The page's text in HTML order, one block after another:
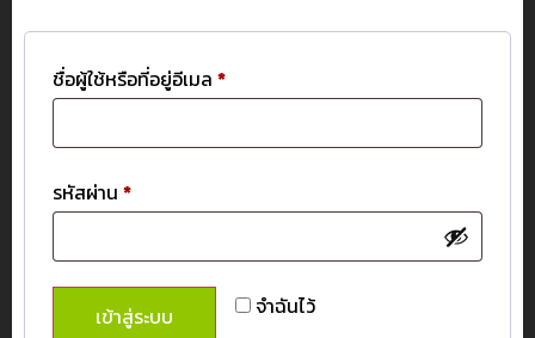
ชื่อผู้ใช้หรือที่อยู่อีเมล *
รหัสผ่าน *
จำฉันไว้
เข้าสู่ระบบ